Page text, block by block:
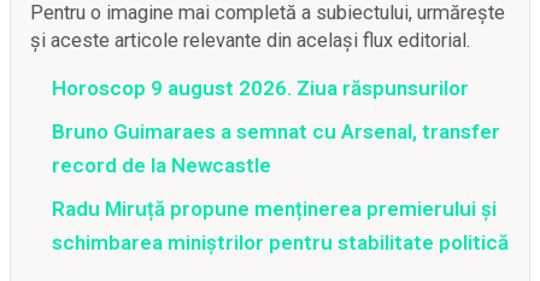
Pentru o imagine mai completă a subiectului, urmărește
și aceste articole relevante din același flux editorial.
Horoscop 9 august 2026. Ziua răspunsurilor
Bruno Guimaraes a semnat cu Arsenal, transfer
record de la Newcastle
Radu Miruță propune menținerea premierului și
schimbarea miniștrilor pentru stabilitate politică